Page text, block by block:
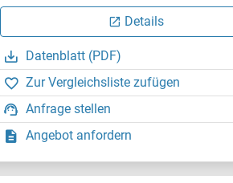
Details
Datenblatt (PDF)
Zur Vergleichsliste zufügen
Anfrage stellen
Angebot anfordern